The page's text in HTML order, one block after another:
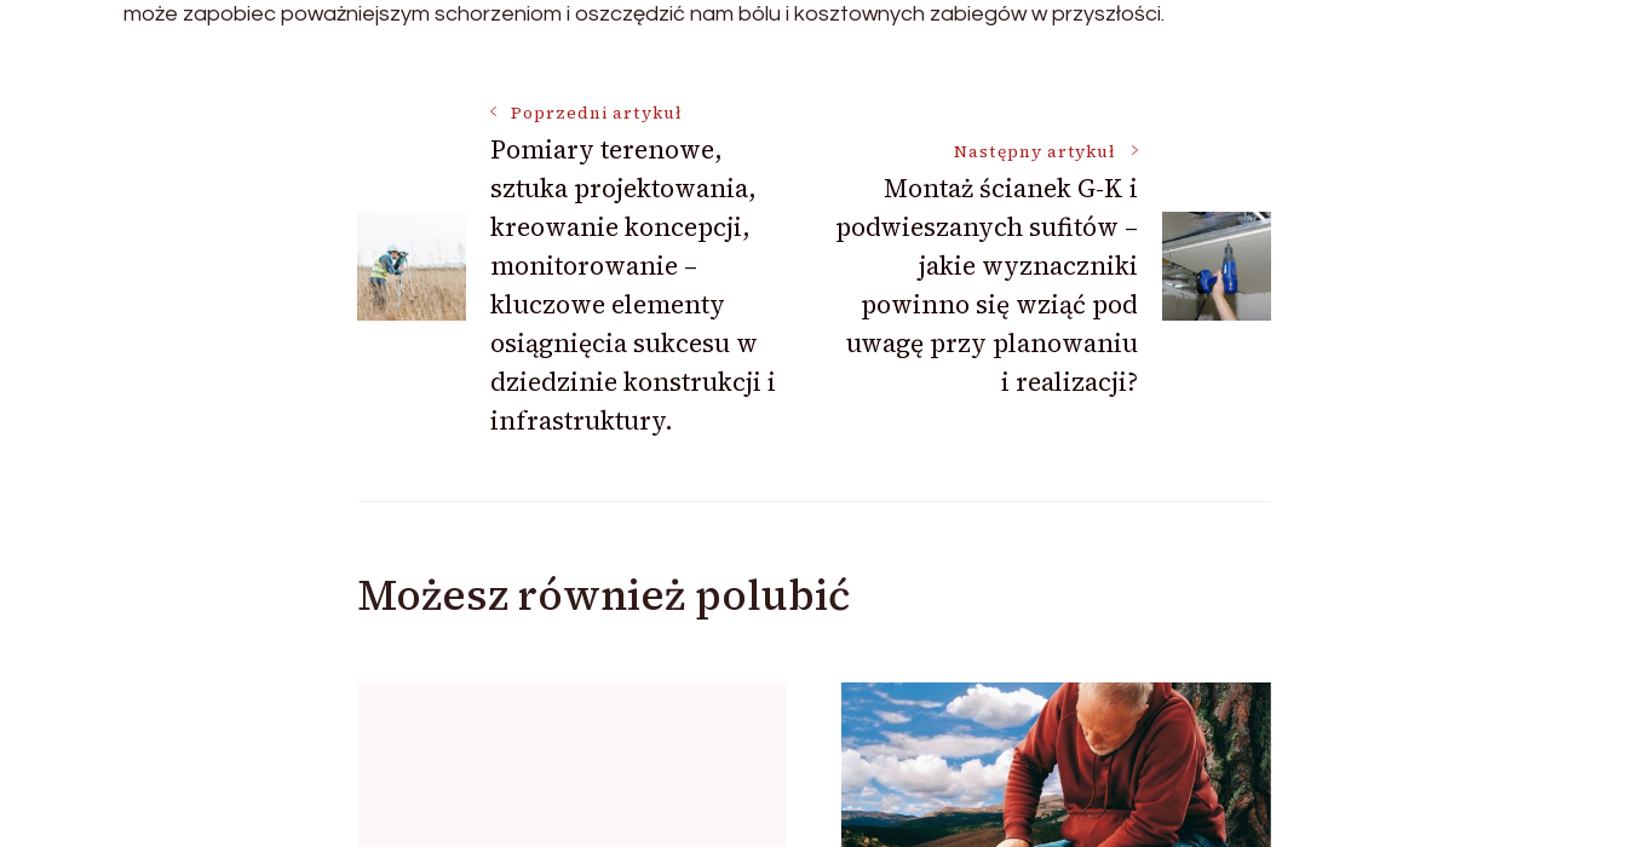
może zapobiec poważniejszym schorzeniom i oszczędzić nam bólu i kosztownych zabiegów w przyszłości.
Nawigacja
wpisu
Poprzedni artykuł
Pomiary terenowe,
sztuka projektowania,
kreowanie koncepcji,
monitorowanie –
kluczowe elementy
osiągnięcia sukcesu w
dziedzinie konstrukcji i
infrastruktury.
Następny artykuł
Montaż ścianek G-K i
podwieszanych sufitów –
jakie wyznaczniki
powinno się wziąć pod
uwagę przy planowaniu
i realizacji?
Możesz również polubić